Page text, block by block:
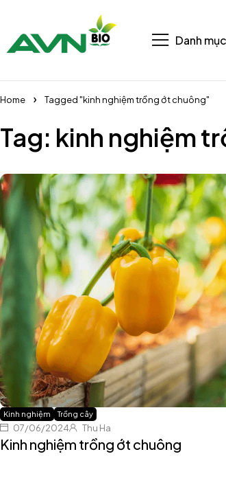
Danh mục
Home Tagged "kinh nghiệm trồng ớt chuông"
Tag: kinh nghiệm
Kinh nghiệm Trồng cây
07/06/2024 Thu Ha
Kinh nghiệm trồng ớt chuông